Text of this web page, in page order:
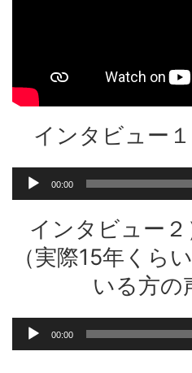
インタビュー
00:00
インタビュー２
（実際15年くら
いる方の
00:00